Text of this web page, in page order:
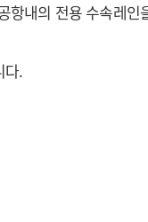
내의 전용 수속레
다.